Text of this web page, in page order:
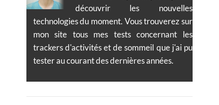
découvrir les nouvelles
technologies du moment. Vous trouverez sur
mon site tous mes tests concernant les
trackers d'activités et de sommeil que j'ai pu
tester au courant des dernières années.